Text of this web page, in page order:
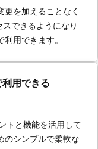
を加えることなく
できるようになり
用できます。
用できる
トと機能を活用して
のシンプルで柔軟な